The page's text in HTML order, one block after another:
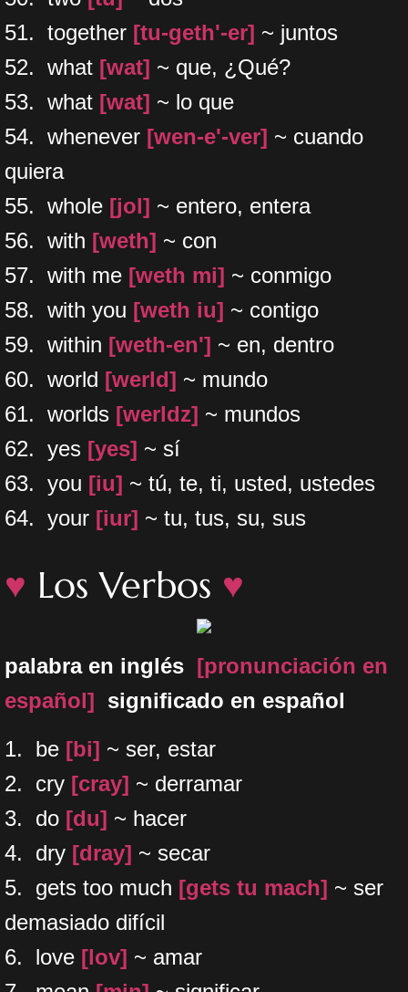
​51. together [tu-geth'-er] ~ juntos
​52. what [wat] ~ que, ¿Qué?
​53. what [wat] ~ lo que
54. whenever [wen-e'-ver] ~ cuando
quiera
55. whole [jol] ~ entero, entera
56. with [weth] ~ con
​57. with me [weth mi] ~ conmigo
58. with you [weth iu] ~ contigo
59. within [weth-en'] ~ en, dentro
60. world [werld] ~ mundo
61. worlds [werldz] ~ mundos
62. yes [yes] ~ sí
63. you [iu] ~ tú, te, ti, usted, ustedes
64. your [iur] ~ tu, tus, su, sus
♥ Los Verbos ♥
palabra en inglés [pronunciación en
español] significado en español
1. be [bi] ~ ser, estar
2. cry [cray] ~ derramar
3. do [du] ~ hacer
4. dry [dray] ~ secar
5. gets too much [gets tu mach] ~ ser
demasiado difícil
6. love [lov] ~ amar